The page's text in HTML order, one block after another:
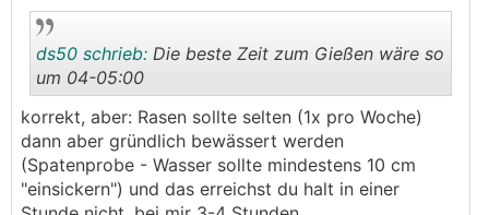
..
ds50 schrieb: Die beste Zeit zum Gießen wäre so
um 04-05:00
korrekt, aber: Rasen sollte selten (1x pro Woche)
dann aber gründlich bewässert werden
(Spatenprobe - Wasser sollte mindestens 10 cm
"einsickern") und das erreichst du halt in einer